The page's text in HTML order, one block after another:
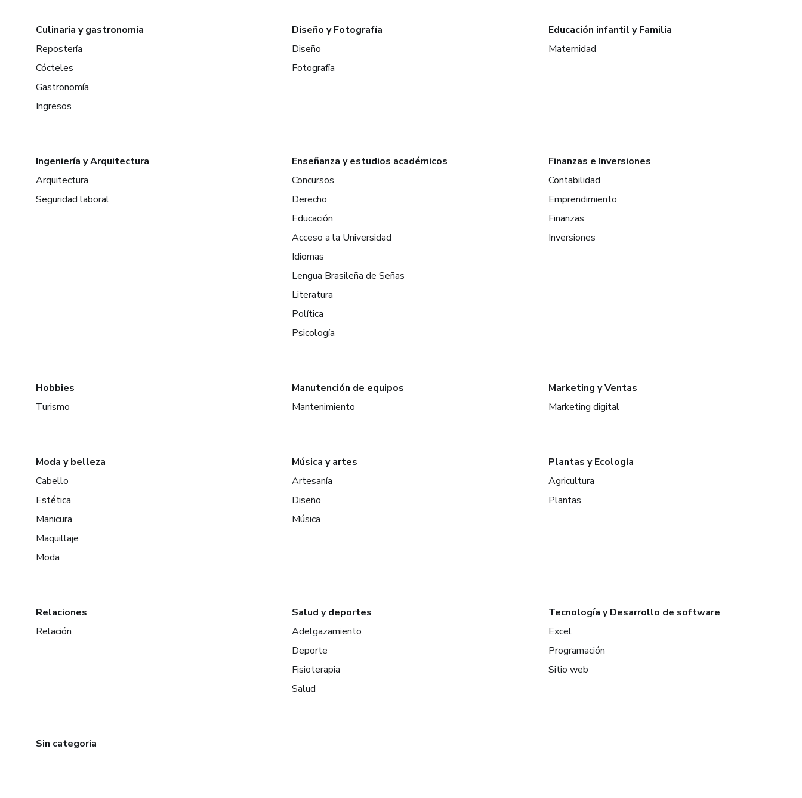
Culinaria y gastronomía
Repostería
Cócteles
Gastronomía
Ingresos
Diseño y Fotografía
Diseño
Fotografía
Educación infantil y Familia
Maternidad
Ingeniería y Arquitectura
Arquitectura
Seguridad laboral
Enseñanza y estudios académicos
Concursos
Derecho
Educación
Acceso a la Universidad
Idiomas
Lengua Brasileña de Señas
Literatura
Política
Psicología
Finanzas e Inversiones
Contabilidad
Emprendimiento
Finanzas
Inversiones
Hobbies
Turismo
Manutención de equipos
Mantenimiento
Marketing y Ventas
Marketing digital
Moda y belleza
Cabello
Estética
Manicura
Maquillaje
Moda
Música y artes
Artesanía
Diseño
Música
Plantas y Ecología
Agricultura
Plantas
Relaciones
Relación
Salud y deportes
Adelgazamiento
Deporte
Fisioterapia
Salud
Tecnología y Desarrollo de software
Excel
Programación
Sitio web
Sin categoría